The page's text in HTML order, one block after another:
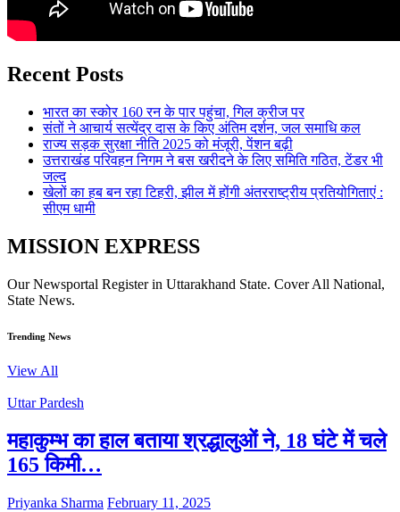
Recent Posts
भारत का स्कोर 160 रन के पार पहुंचा, गिल क्रीज पर
संतों ने आचार्य सत्येंद्र दास के किए अंतिम दर्शन, जल समाधि कल
राज्य सड़क सुरक्षा नीति 2025 को मंजूरी, पेंशन बढ़ी
उत्तराखंड परिवहन निगम ने बस खरीदने के लिए समिति गठित, टेंडर भी
जल्द
खेलों का हब बन रहा टिहरी, झील में होंगी अंतरराष्ट्रीय प्रतियोगिताएं :
सीएम धामी
MISSION EXPRESS
Our Newsportal Register in Uttarakhand State. Cover All National,
State News.
Trending News
View All
Uttar Pardesh
महाकुम्भ का हाल बताया श्रद्धालुओं ने, 18 घंटे में चले
165 किमी…
Priyanka Sharma February 11, 2025